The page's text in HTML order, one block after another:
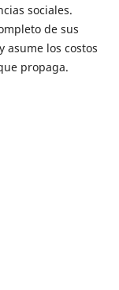
sociales.
de sus
asume los costos
propaga.